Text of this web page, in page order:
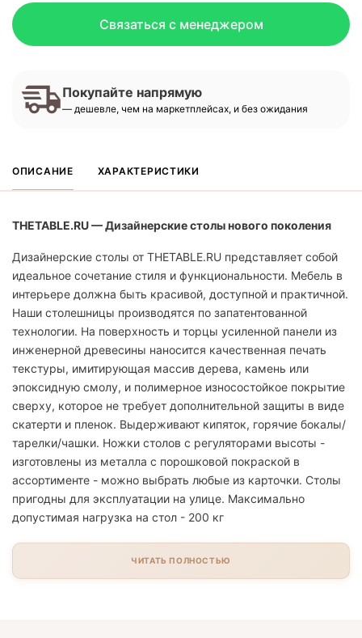
Связаться с менеджером
Покупайте напрямую
— дешевле, чем на маркетплейсах, и без ожидания
ОПИСАНИЕ ХАРАКТЕРИСТИКИ
THETABLE.RU — Дизайнерские столы нового поколения
Дизайнерские столы от THETABLE.RU представляет собой
идеальное сочетание стиля и функциональности. Мебель в
интерьере должна быть красивой, доступной и практичной.
Наши столешницы производятся по запатентованной
технологии. На поверхность и торцы усиленной панели из
инженерной древесины наносится качественная печать
текстуры, имитирующая массив дерева, камень или
эпоксидную смолу, и полимерное износостойкое покрытие
сверху, которое не требует дополнительной защиты в виде
скатерти и пленок. Выдерживают кипяток, горячие бокалы/
тарелки/чашки. Ножки столов с регуляторами высоты -
изготовлены из металла с порошковой покраской в
ассортименте - можно выбрать любые из карточки. Столы
пригодны для эксплуатации на улице. Максимально
допустимая нагрузка на стол - 200 кг
ЧИТАТЬ ПОЛНОСТЬЮ